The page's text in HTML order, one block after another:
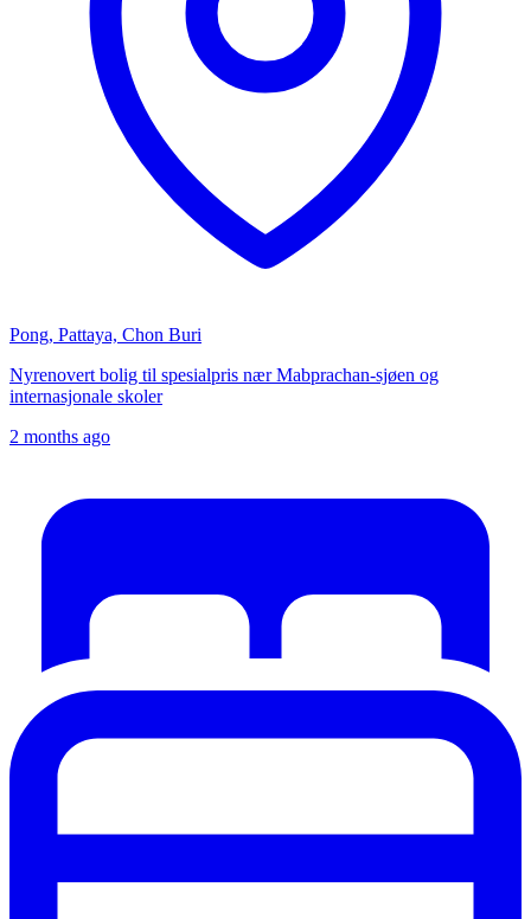
Pong, Pattaya, Chon Buri
Nyrenovert bolig til spesialpris nær Mabprachan-sjøen og
internasjonale skoler
2 months ago